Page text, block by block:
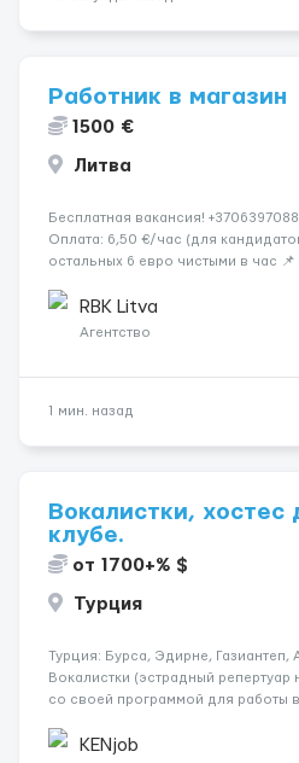
Работник в магазин
1500 €
Литва
Бесплатная вакансия!
Оплата: 6,50 €/час (для
остальных 6 евро чистыми в час
работать • Готовность работать в ...
RBK Litva
Агентство
1 мин. назад
Вокалистки, хостес
клубе.
от 1700+% $
Турция
Турция: Бурса, Эдирне, Газиантеп,
Вокалистки (эстрадный репертуар
со своей программой для работы
одного до трех месяцев. Мед.
KENjob